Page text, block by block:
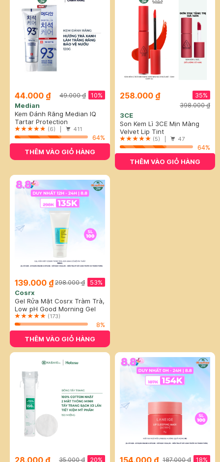
44.000 ₫ 10%
49.000 ₫
Median
Kem Đánh Răng Median IQ
93% Trắng Răng Màu Trắng
Bạc 120g
Tartar Protection
Toothpaste - White
(6) | 411
64%
THÊM VÀO GIỎ HÀNG
258.000 ₫ 35%
398.000 ₫
3CE
Son Kem Lì 3CE Mịn Màng
Như Nhung Childlike - Cam
Cháy 4g
Velvet Lip Tint
(5) | 47
64%
THÊM VÀO GIỎ HÀNG
139.000 ₫ 53%
298.000 ₫
Cosrx
Gel Rửa Mặt Cosrx Tràm Trà,
0.5% BHA Có Độ pH Thấp
150ml
Low pH Good Morning Gel
Cleanser
(173)
8%
THÊM VÀO GIỎ HÀNG
28.000 ₫ 20%
35.000 ₫ 154.000 ₫ 18%
187.000 ₫